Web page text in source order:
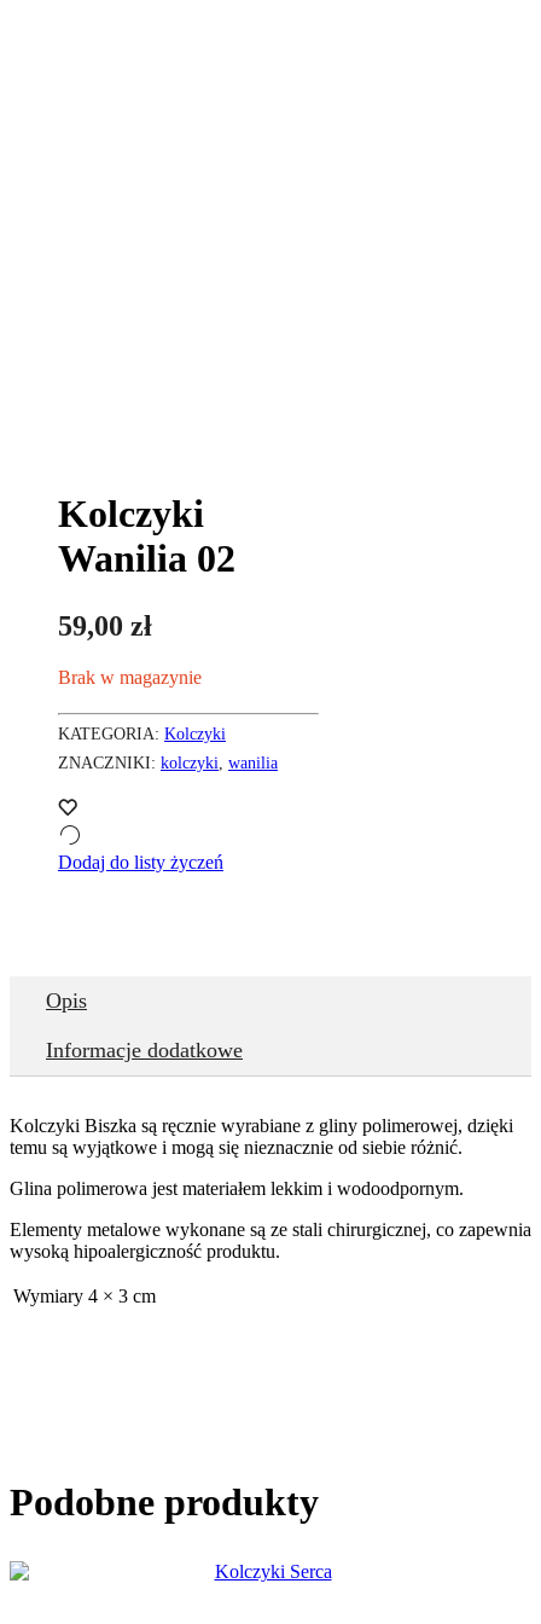
Kolczyki
Wanilia 02
59,00 zł
Brak w magazynie
KATEGORIA: Kolczyki
ZNACZNIKI: kolczyki, wanilia
Dodaj do listy życzeń
Opis
Informacje dodatkowe
Kolczyki Biszka są ręcznie wyrabiane z gliny polimerowej, dzięki
temu są wyjątkowe i mogą się nieznacznie od siebie różnić.
Glina polimerowa jest materiałem lekkim i wodoodpornym.
Elementy metalowe wykonane są ze stali chirurgicznej, co zapewnia
wysoką hipoalergiczność produktu.
Wymiary 4 × 3 cm
Podobne produkty